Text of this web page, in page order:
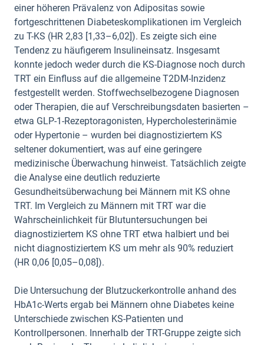
einer höheren Prävalenz von Adipositas sowie
fortgeschrittenen Diabeteskomplikationen im Vergleich
zu T-KS (HR 2,83 [1,33–6,02]). Es zeigte sich eine
Tendenz zu häufigerem Insulineinsatz. Insgesamt
konnte jedoch weder durch die KS-Diagnose noch durch
TRT ein Einfluss auf die allgemeine T2DM-Inzidenz
festgestellt werden. Stoffwechselbezogene Diagnosen
oder Therapien, die auf Verschreibungsdaten basierten –
etwa GLP-1-Rezeptoragonisten, Hypercholesterinämie
oder Hypertonie – wurden bei diagnostiziertem KS
seltener dokumentiert, was auf eine geringere
medizinische Überwachung hinweist. Tatsächlich zeigte
die Analyse eine deutlich reduzierte
Gesundheitsüberwachung bei Männern mit KS ohne
TRT. Im Vergleich zu Männern mit TRT war die
Wahrscheinlichkeit für Blutuntersuchungen bei
diagnostiziertem KS ohne TRT etwa halbiert und bei
nicht diagnostiziertem KS um mehr als 90% reduziert
(HR 0,06 [0,05–0,08]).
Die Untersuchung der Blutzuckerkontrolle anhand des
HbA1c-Werts ergab bei Männern ohne Diabetes keine
Unterschiede zwischen KS-Patienten und
Kontrollpersonen. Innerhalb der TRT-Gruppe zeigte sich